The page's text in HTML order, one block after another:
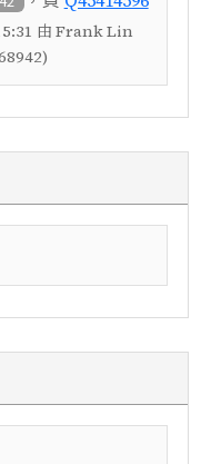
由 Frank Lin